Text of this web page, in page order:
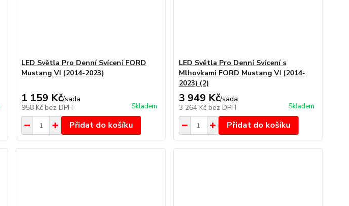
LED Světla Pro Denní Svícení FORD
Mustang VI (2014-2023)
1 159 Kč/sada
958 Kč bez DPH Skladem
Přidat do košíku
LED Světla Pro Denní Svícení s
Mlhovkami FORD Mustang VI (2014-
2023) (2)
3 949 Kč/sada
3 264 Kč bez DPH Skladem
Přidat do košíku